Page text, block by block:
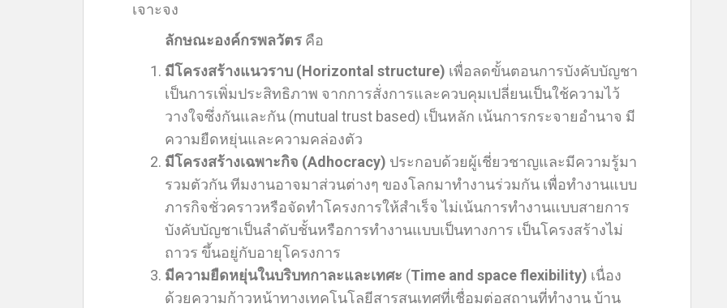
เจาะจง
ลักษณะองค์กรพลวัตร คือ
มีโครงสร้างแนวราบ (Horizontal structure) เพื่อลดขั้นตอนการบังคับบัญชา
เป็นการเพิ่มประสิทธิภาพ จากการสั่งการและควบคุมเปลี่ยนเป็นใช้ความไว้
วางใจซึ่งกันและกัน (mutual trust based) เป็นหลัก เน้นการกระจายอำนาจ มี
ความยืดหยุ่นและความคล่องตัว
มีโครงสร้างเฉพาะกิจ (Adhocracy) ประกอบด้วยผู้เชี่ยวชาญและมีความรู้มา
รวมตัวกัน ทีมงานอาจมาส่วนต่างๆ ของโลกมาทำงานร่วมกัน เพื่อทำงานแบบ
ภารกิจชั่วคราวหรือจัดทำโครงการให้สำเร็จ ไม่เน้นการทำงานแบบสายการ
บังคับบัญชาเป็นลำดับชั้นหรือการทำงานแบบเป็นทางการ เป็นโครงสร้างไม่
ถาวร ขึ้นอยู่กับอายุโครงการ
มีความยืดหยุ่นในบริบทกาละและเทศะ (Time and space flexibility) เนื่อง
ด้วยความก้าวหน้าทางเทคโนโลยีสารสนเทศที่เชื่อมต่อสถานที่ทำงาน บ้าน